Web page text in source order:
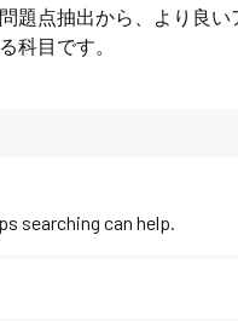
題点抽出から、より良
科目です。
searching can help.